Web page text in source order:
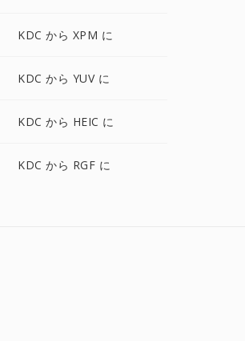
KDC から XPM に
KDC から YUV に
KDC から HEIC に
KDC から RGF に